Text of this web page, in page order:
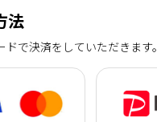
法
で決済をしていただきます。